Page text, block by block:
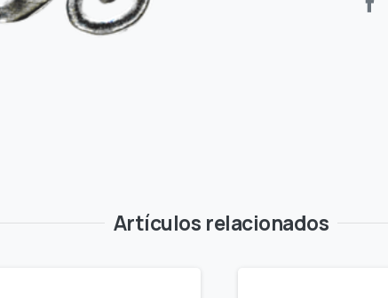
Artículos relacionados